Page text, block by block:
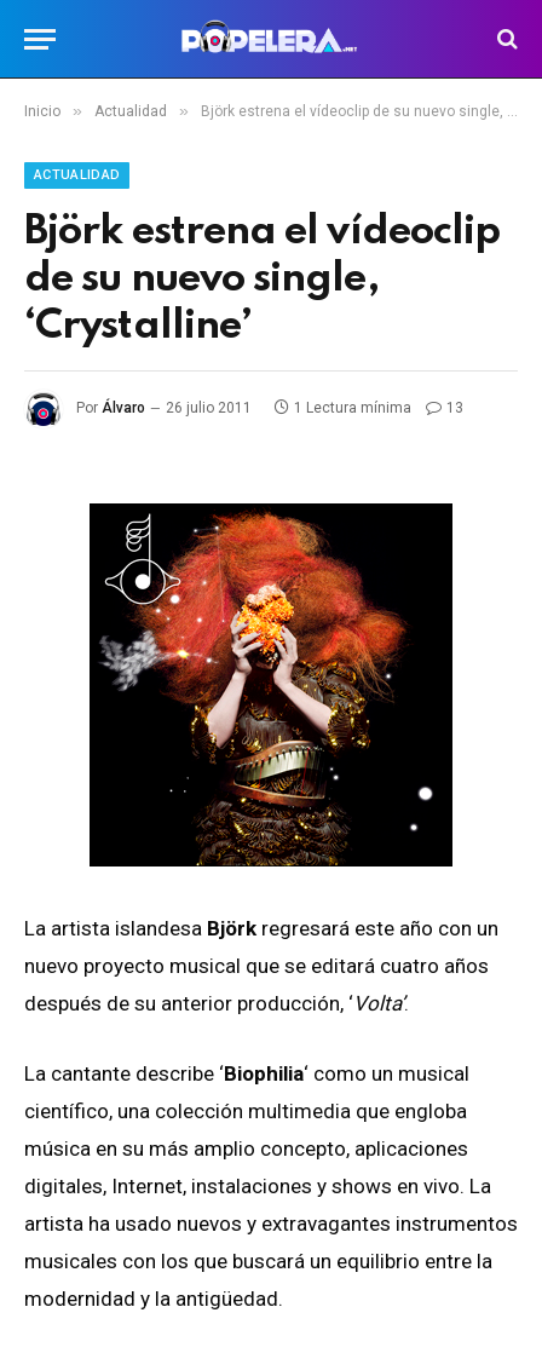
Inicio » Actualidad » Björk estrena el vídeoclip de su nuevo single, ‘Crystalline’
ACTUALIDAD
Björk estrena el vídeoclip
de su nuevo single,
‘Crystalline’
Por Álvaro 26 julio 2011 1 Lectura mínima 13
La artista islandesa Björk regresará este año con un
nuevo proyecto musical que se editará cuatro años
después de su anterior producción, ‘Volta’.
La cantante describe ‘Biophilia‘ como un musical
científico, una colección multimedia que engloba
música en su más amplio concepto, aplicaciones
digitales, Internet, instalaciones y shows en vivo. La
artista ha usado nuevos y extravagantes instrumentos
musicales con los que buscará un equilibrio entre la
modernidad y la antigüedad.